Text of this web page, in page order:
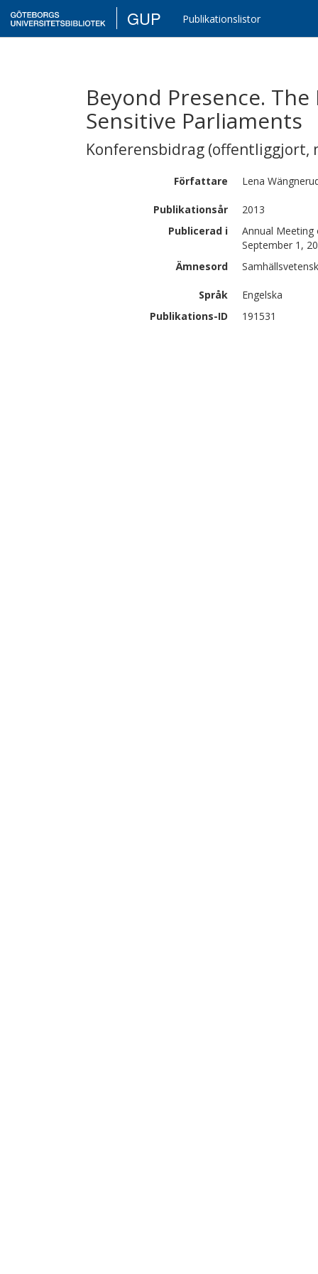
GUP Publikationslistor
Beyond Presence.
Sensitive Parliaments
Konferensbidrag (offentliggjort,
Författare Lena
Publikationsår
2013
Publicerad i
Annual Meeting
September 1,
Ämnesord
Språk
Engelska
Publikations-ID
191531